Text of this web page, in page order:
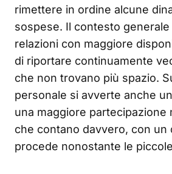
rimettere in ordine alcune
sospese. Il contesto
relazioni con maggiore
di riportare continuamente
che non trovano più spazio.
personale si avverte anche
una maggiore partecipazione
che contano davvero, con un
procede nonostante le